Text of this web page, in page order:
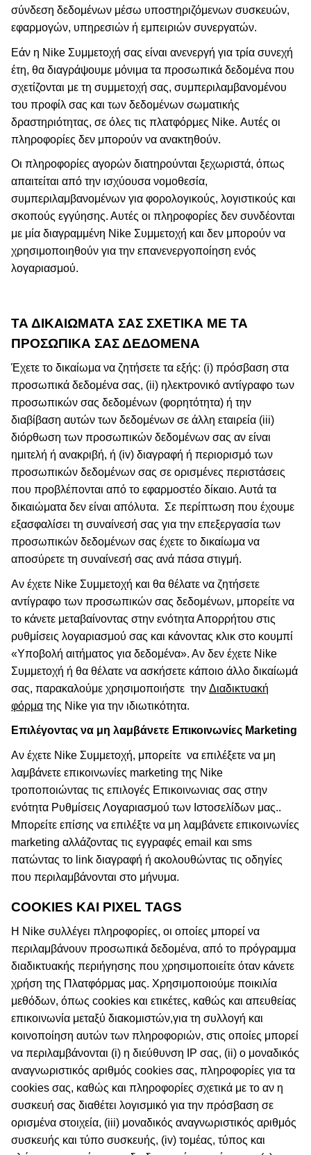
σύνδεση δεδομένων μέσω υποστηριζόμενων συσκευών,
εφαρμογών, υπηρεσιών ή εμπειριών συνεργατών.
Εάν η Nike Συμμετοχή σας είναι ανενεργή για τρία συνεχή
έτη, θα διαγράψουμε μόνιμα τα προσωπικά δεδομένα που
σχετίζονται με τη συμμετοχή σας, συμπεριλαμβανομένου
του προφίλ σας και των δεδομένων σωματικής
δραστηριότητας, σε όλες τις πλατφόρμες Nike. Αυτές οι
πληροφορίες δεν μπορούν να ανακτηθούν.
Οι πληροφορίες αγορών διατηρούνται ξεχωριστά, όπως
απαιτείται από την ισχύουσα νομοθεσία,
συμπεριλαμβανομένων για φορολογικούς, λογιστικούς και
σκοπούς εγγύησης. Αυτές οι πληροφορίες δεν συνδέονται
με μία διαγραμμένη Nike Συμμετοχή και δεν μπορούν να
χρησιμοποιηθούν για την επανενεργοποίηση ενός
λογαριασμού.
ΤΑ ΔΙΚΑΙΩΜΑΤΑ ΣΑΣ ΣΧΕΤΙΚΆ ΜΕ ΤΑ
ΠΡΟΣΩΠΙΚΆ ΣΑΣ ΔΕΔΟΜΈΝΑ
Έχετε το δικαίωμα να ζητήσετε τα εξής: (i) πρόσβαση στα
προσωπικά δεδομένα σας, (ii) ηλεκτρονικό αντίγραφο των
προσωπικών σας δεδομένων (φορητότητα) ή την
διαβίβαση αυτών των δεδομένων σε άλλη εταιρεία (iii)
διόρθωση των προσωπικών δεδομένων σας αν είναι
ημιτελή ή ανακριβή, ή (iv) διαγραφή ή περιορισμό των
προσωπικών δεδομένων σας σε ορισμένες περιστάσεις
που προβλέπονται από το εφαρμοστέο δίκαιο. Αυτά τα
δικαιώματα δεν είναι απόλυτα. Σε περίπτωση που έχουμε
εξασφαλίσει τη συναίνεσή σας για την επεξεργασία των
προσωπικών δεδομένων σας έχετε το δικαίωμα να
αποσύρετε τη συναίνεσή σας ανά πάσα στιγμή.
Αν έχετε Nike Συμμετοχή και θα θέλατε να ζητήσετε
αντίγραφο των προσωπικών σας δεδομένων, μπορείτε να
το κάνετε μεταβαίνοντας στην ενότητα Απορρήτου στις
ρυθμίσεις λογαριασμού σας και κάνοντας κλικ στο κουμπί
«Υποβολή αιτήματος για δεδομένα». Αν δεν έχετε Nike
Συμμετοχή ή θα θέλατε να ασκήσετε κάποιο άλλο δικαίωμά
σας, παρακαλούμε χρησιμοποιήστε την Διαδικτυακή
φόρμα της Nike για την ιδιωτικότητα.
Επιλέγοντας να μη λαμβάνετε Επικοινωνίες Marketing
Αν έχετε Nike Συμμετοχή, μπορείτε να επιλέξετε να μη
λαμβάνετε επικοινωνίες marketing της Nike
τροποποιώντας τις επιλογές Επικοινωνιας σας στην
ενότητα Ρυθμίσεις Λογαριασμού των Ιστοσελίδων μας..
Μπορείτε επίσης να επιλέξτε να μη λαμβάνετε επικοινωνίες
marketing αλλάζοντας τις εγγραφές email και sms
πατώντας το link διαγραφή ή ακολουθώντας τις οδηγίες
που περιλαμβάνονται στο μήνυμα.
COOKIES ΚΑΙ PIXEL TAGS
Η Nike συλλέγει πληροφορίες, οι οποίες μπορεί να
περιλαμβάνουν προσωπικά δεδομένα, από το πρόγραμμα
διαδικτυακής περιήγησης που χρησιμοποιείτε όταν κάνετε
χρήση της Πλατφόρμας μας. Χρησιμοποιούμε ποικιλία
μεθόδων, όπως cookies και ετικέτες, καθώς και απευθείας
επικοινωνία μεταξύ διακομιστών,για τη συλλογή και
κοινοποίηση αυτών των πληροφοριών, στις οποίες μπορεί
να περιλαμβάνονται (i) η διεύθυνση IP σας, (ii) ο μοναδικός
αναγνωριστικός αριθμός cookies σας, πληροφορίες για τα
cookies σας, καθώς και πληροφορίες σχετικά με το αν η
συσκευή σας διαθέτει λογισμικό για την πρόσβαση σε
ορισμένα στοιχεία, (iii) μοναδικός αναγνωριστικός αριθμός
συσκευής και τύπο συσκευής, (iv) τομέας, τύπος και